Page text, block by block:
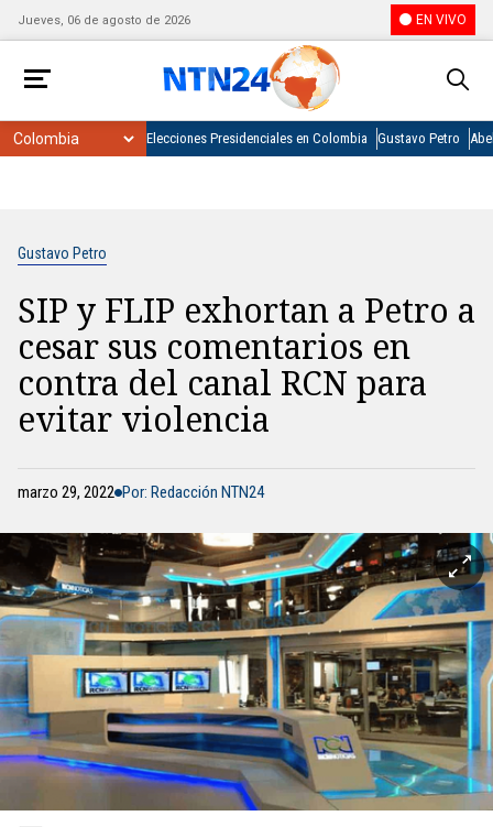
Jueves, 06 de agosto de 2026 EN VIVO
Elecciones Presidenciales en Colombia Gustavo Petro
Gustavo Petro
SIP y FLIP exhortan a Petro a
cesar sus comentarios en
contra del canal RCN para
evitar violencia
marzo 29, 2022 Por: Redacción NTN24